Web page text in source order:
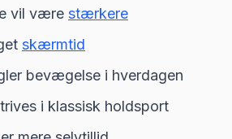
vil være stærkere
skærmtid
bevægelse i hverdagen
i klassisk holdsport